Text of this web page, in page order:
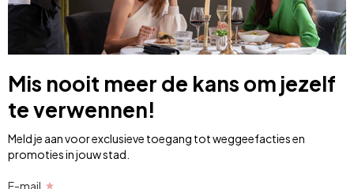
Mis nooit meer de kans om jezelf
te verwennen!
Meld je aan voor exclusieve toegang tot weggeefacties en
promoties in jouw stad.
E-mail